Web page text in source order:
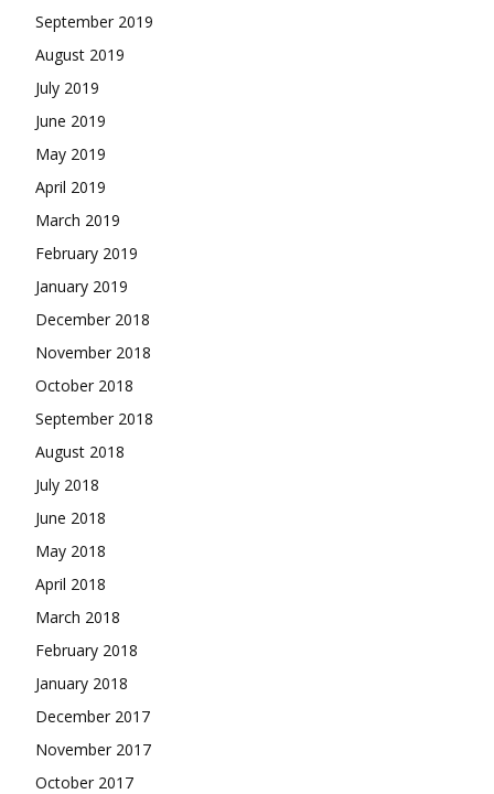
September 2019
August 2019
July 2019
June 2019
May 2019
April 2019
March 2019
February 2019
January 2019
December 2018
November 2018
October 2018
September 2018
August 2018
July 2018
June 2018
May 2018
April 2018
March 2018
February 2018
January 2018
December 2017
November 2017
October 2017